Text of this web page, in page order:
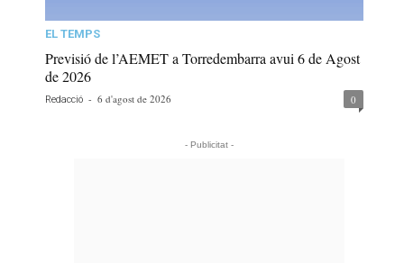
EL TEMPS
Previsió de l’AEMET a Torredembarra avui 6 de Agost
de 2026
Redacció - 6 d'agost de 2026 0
- Publicitat -